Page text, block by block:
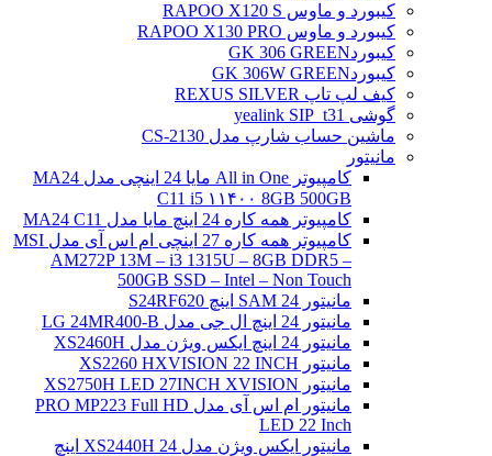
کیبورد و ماوس RAPOO X120 S
کیبورد و ماوس RAPOO X130 PRO
کیبوردGK 306 GREEN
کیبوردGK 306W GREEN
کیف لپ تاپ REXUS SILVER
گوشی yealink SIP_t31
ماشین حساب شارپ مدل CS-2130
مانیتور
کامپیوتر All in One مایا 24 اینچی مدل MA24
C11 i5 ۱۱۴۰۰ 8GB 500GB
کامپیوتر همه کاره 24 اینچ مایا مدل MA24 C11
کامپیوتر همه کاره 27 اینچی ام اس آی مدل MSI
AM272P 13M – i3 1315U – 8GB DDR5 –
500GB SSD – Intel – Non Touch
مانیتور 24 SAM اینچ S24RF620
مانیتور 24 اینچ ال جی مدل LG 24MR400-B
مانیتور 24 اینچ ایکس ویژن مدل XS2460H
مانیتور XS2260 HXVISION 22 INCH
مانیتور XS2750H LED 27INCH XVISION
مانیتور ام اس آی مدل PRO MP223 Full HD
LED 22 Inch
مانیتور ایکس ویژن مدل XS2440H 24 اینچ